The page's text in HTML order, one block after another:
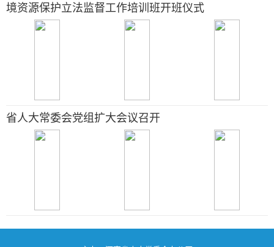
境资源保护立法监督工作培训班开班仪式
省人大常委会党组扩大会议召开